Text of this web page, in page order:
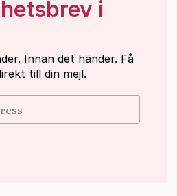
i
Innan det händer. Få
till din mejl.